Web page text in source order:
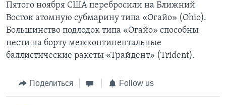
Пятого ноября США перебросили на Ближний
Восток атомную субмарину типа «Огайо» (Ohio).
Большинство подлодок типа «Огайо» способны
нести на борту межконтинентальные
баллистические ракеты «Трайдент» (Trident).
Поделиться Follow us